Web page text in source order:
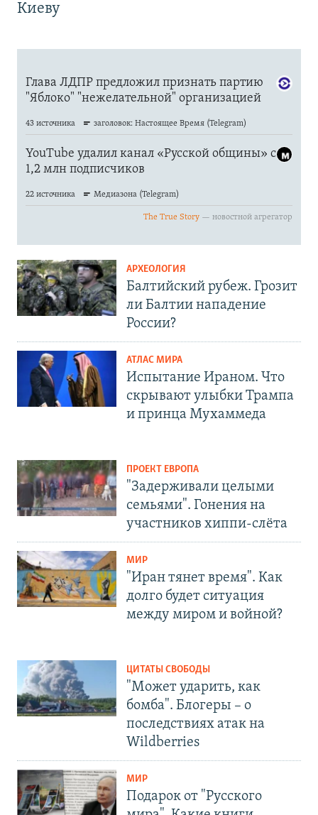
Киеву
АРХЕОЛОГИЯ
Балтийский рубеж. Грозит
ли Балтии нападение
России?
АТЛАС МИРА
Испытание Ираном. Что
скрывают улыбки Трампа
и принца Мухаммеда
ПРОЕКТ ЕВРОПА
"Задерживали целыми
семьями". Гонения на
участников хиппи-слёта
МИР
"Иран тянет время". Как
долго будет ситуация
между миром и войной?
ЦИТАТЫ СВОБОДЫ
"Может ударить, как
бомба". Блогеры – о
последствиях атак на
Wildberries
МИР
Подарок от "Русского